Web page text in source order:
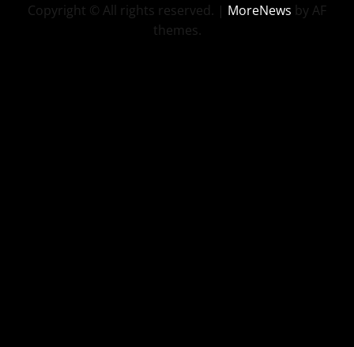
Copyright © All rights reserved. | MoreNews by AF
themes.